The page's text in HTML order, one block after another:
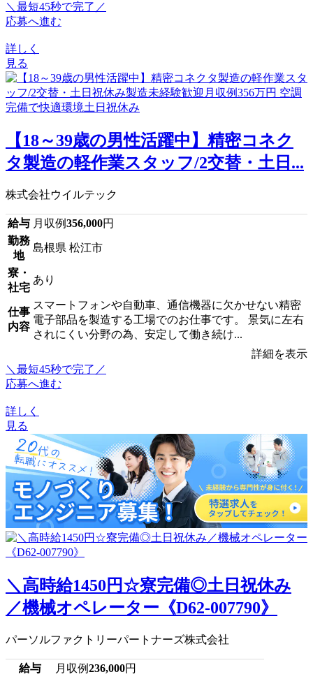
＼最短45秒で完了／
応募へ進む
詳しく
見る
【18～39歳の男性活躍中】精密コネク
タ製造の軽作業スタッフ/2交替・土日...
株式会社ウイルテック
給与 月収例356,000円
勤務
地
島根県 松江市
寮・
社宅
あり
仕事
内容
スマートフォンや自動車、通信機器に欠かせない精密
電子部品を製造する工場でのお仕事です。 景気に左右
されにくい分野の為、安定して働き続け...
詳細を表示
＼最短45秒で完了／
応募へ進む
詳しく
見る
＼高時給1450円☆寮完備◎土日祝休み
／機械オペレーター《D62-007790》
パーソルファクトリーパートナーズ株式会社
給与 月収例236,000円